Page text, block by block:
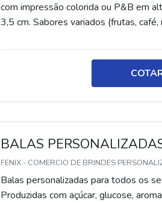
com impressão colorida ou P&B em
3,5 cm. Sabores variados (frutas,
BALAS
FENIX - COMERCIO DE BRINDES
Balas personalizadas para todos os
Produzidas com açúcar, glucose,